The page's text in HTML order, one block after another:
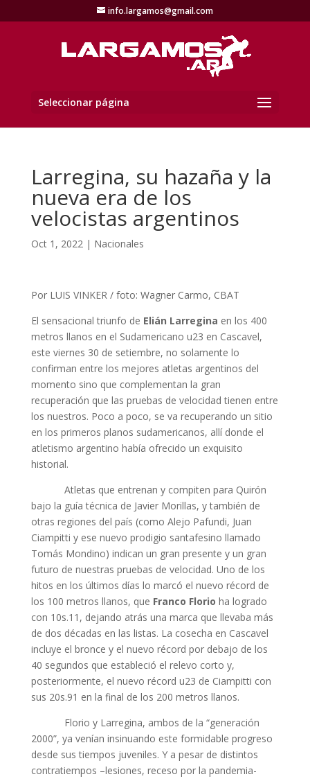
info.largamos@gmail.com
Seleccionar página
Larregina, su hazaña y la
nueva era de los
velocistas argentinos
Oct 1, 2022| Nacionales
Por LUIS VINKER / foto: Wagner Carmo, CBAT
El sensacional triunfo de Elián Larregina en los 400
metros llanos en el Sudamericano u23 en Cascavel,
este viernes 30 de setiembre, no solamente lo
confirman entre los mejores atletas argentinos del
momento sino que complementan la gran
recuperación que las pruebas de velocidad tienen entre
los nuestros. Poco a poco, se va recuperando un sitio
en los primeros planos sudamericanos, allí donde el
atletismo argentino había ofrecido un exquisito
historial.
Atletas que entrenan y compiten para Quirón
bajo la guía técnica de Javier Morillas, y también de
otras regiones del país (como Alejo Pafundi, Juan
Ciampitti y ese nuevo prodigio santafesino llamado
Tomás Mondino) indican un gran presente y un gran
futuro de nuestras pruebas de velocidad. Uno de los
hitos en los últimos días lo marcó el nuevo récord de
los 100 metros llanos, que Franco Florio ha logrado
con 10s.11, dejando atrás una marca que llevaba más
de dos décadas en las listas. La cosecha en Cascavel
incluye el bronce y el nuevo récord por debajo de los
40 segundos que estableció el relevo corto y,
posteriormente, el nuevo récord u23 de Ciampitti con
sus 20s.91 en la final de los 200 metros llanos.
Florio y Larregina, ambos de la “generación
2000”, ya venían insinuando este formidable progreso
desde sus tiempos juveniles. Y a pesar de distintos
contratiempos –lesiones, receso por la pandemia-